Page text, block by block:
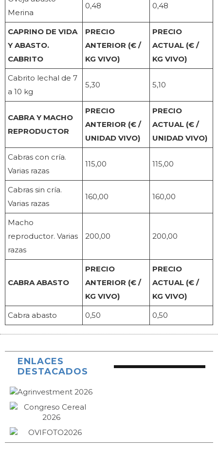
Merina
0,48 0,48
CAPRINO DE VIDA
Y ABASTO.
CABRITO
PRECIO
ANTERIOR (€ /
KG VIVO)
PRECIO
ACTUAL (€ /
KG VIVO)
Cabrito lechal de 7
a 10 kg
5,30 5,10
CABRA Y MACHO
REPRODUCTOR
PRECIO
ANTERIOR (€ /
UNIDAD VIVO)
PRECIO
ACTUAL (€ /
UNIDAD VIVO)
Cabras con cría.
Varias razas
115,00 115,00
Cabras sin cría.
Varias razas
160,00 160,00
Macho
reproductor. Varias
razas
200,00 200,00
CABRA ABASTO
PRECIO
ANTERIOR (€ /
KG VIVO)
PRECIO
ACTUAL (€ /
KG VIVO)
Cabra abasto 0,50 0,50
ENLACES
DESTACADOS